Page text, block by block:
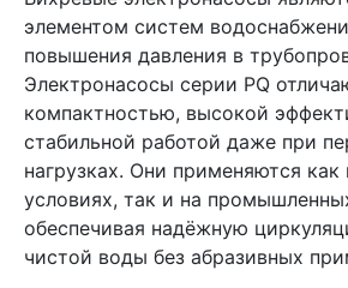
элементом систем
повышения давления в
Электронасосы серии PQ
компактностью, высокой
стабильной работой даже при
нагрузках. Они применяются
условиях, так и на
обеспечивая надёжную
чистой воды без абразивных